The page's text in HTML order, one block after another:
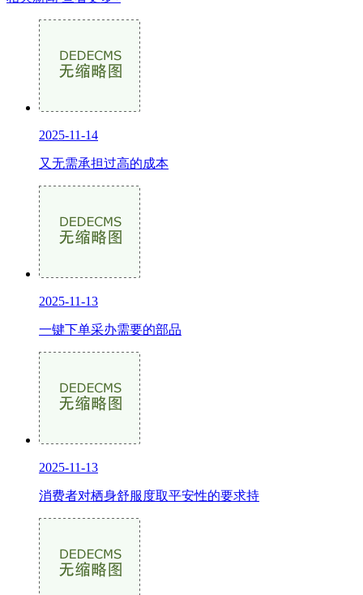
2025-11-14
又无需承担过高的成本
2025-11-13
一键下单采办需要的部品
2025-11-13
消费者对栖身舒服度取平安性的要求持